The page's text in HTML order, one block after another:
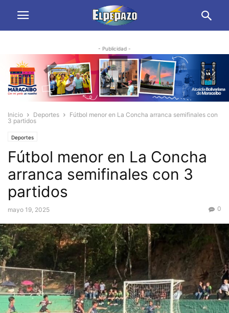
- Publicidad -
Inicio Deportes
Fútbol menor en La Concha arranca semifinales con
3 partidos
Deportes
Fútbol menor en La Concha
arranca semifinales con 3
partidos
mayo 19, 2025 0